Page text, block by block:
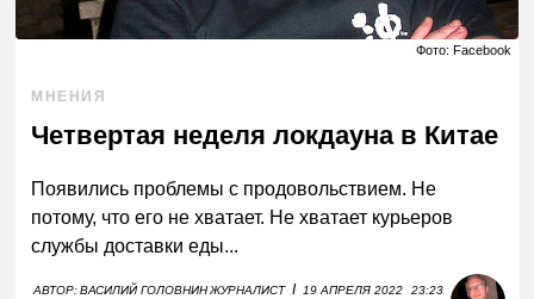
Фото: Facebook
МНЕНИЯ
Четвертая неделя локдауна в Китае
Появились проблемы с продовольствием. Не
потому, что его не хватает. Не хватает курьеров
службы доставки еды...
АВТОР:ВАСИЛИЙ ГОЛОВНИНЖУРНАЛИСТ I 19 АПРЕЛЯ 2022 23:23